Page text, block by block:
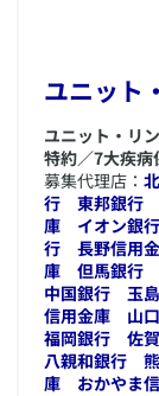
ユニッ
ユニット・リ
特約／7大疾
募集代理店：
行
東邦銀行
庫
イオン銀行
行
長野信用
庫
但馬銀行
中国銀行
玉
信用金庫
山
福岡銀行
佐
八親和銀行
庫
おかやま